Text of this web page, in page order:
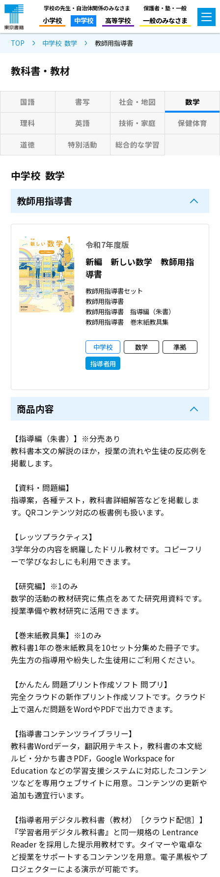
学校の先生・自治体関係のみなさま
小学校 中学校 高等学校
保護者・塾・一般
一般のみなさま
TOP 中学校 数学 教師用指導書
教科書・教材
国語 書写 社会・地図 数学
理科 英語 技術・家庭 保健体育
道徳 特別活動 総合的な学習
中学校 数学
教師用指導書
令和7年度版
新編 新しい数学 教師用指
導書
教師用指導書セット
教師用指導書
教師用指導書 指導編（朱書）
教師用指導書 巻末紙教具集
中学校 数学
準拠
指導者用
商品内容
【指導編（朱書）】※分売あり
教科書本文の解説のほか，授業の流れや生徒の反応例を
掲載します。
【資料・問題編】
指導案，各種テスト，教科書詳細解答などを掲載しま
す。QRコンテンツ対応の板書例も扱います。
【レッツプラクティス】
3学年分の内容を網羅したドリル教材です。コピーフリ
ーで学びなおしにも利用できます。
【研究編】※1のみ
数学的活動の教材研究に焦点をあてた研究用資料です。
授業準備や教材研究に活用できます。
【巻末紙教具集】※1のみ
教科書1年の巻末紙教具を10セット分集めた冊子です。
先生方の指導用や紛失した生徒用にご利用ください。
【かんたん 問題プリント作成ソフト 問プリ】
完全クラウドの新作プリント作成ソフトです。クラウド
上で選んだ問題をWordやPDFで出力できます。
【指導書コンテンツライブラリー】
教科書Wordデータ，翻訳用テキスト，教科書の本文総
ルビ・分かち書きPDF，Google Workspace for
Education などの学習支援システムに対応したコンテン
ツなどを専用ウェブサイトに用意。コンテンツの更新や
追加も適宜行います。
【指導者用デジタル教科書（教材）［クラウド配信］】
『学習者用デジタル教科書』と同一規格の Lentrance
Reader を採用した提示用教材です。タイマーや電卓な
ど授業をサポートするコンテンツを用意。電子黒板やプ
ロジェクターによる演示が可能です。